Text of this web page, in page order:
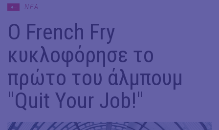
ΝΕΑ
Ο French Fry
κυκλοφόρησε το
πρώτο του άλμπουμ
"Quit Your Job!"